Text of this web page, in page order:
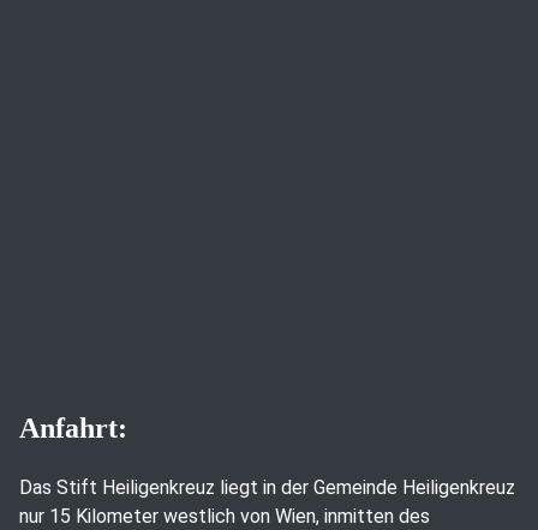
Anfahrt:
Das Stift Heiligenkreuz liegt in der Gemeinde Heiligenkreuz
nur 15 Kilometer westlich von Wien, inmitten des